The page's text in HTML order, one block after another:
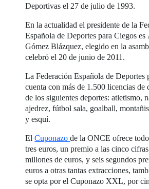
Deportivas el 27 de julio de 1993.
En la actualidad el presidente de la
Española de Deportes para Ciegos
Gómez Blázquez, elegido en la
celebró el 20 de junio de 2011.
La Federación Española de Deportes
cuenta con más de 1.500 licencias de
de los siguientes deportes: atletismo,
ajedrez, fútbol sala, goalball,
y esquí.
ElCuponazode la ONCE ofrece
tres euros, un premio a las cinco
millones de euros, y seis segundos
euros a otras tantas extracciones,
se opta por el Cuponazo XXL, por